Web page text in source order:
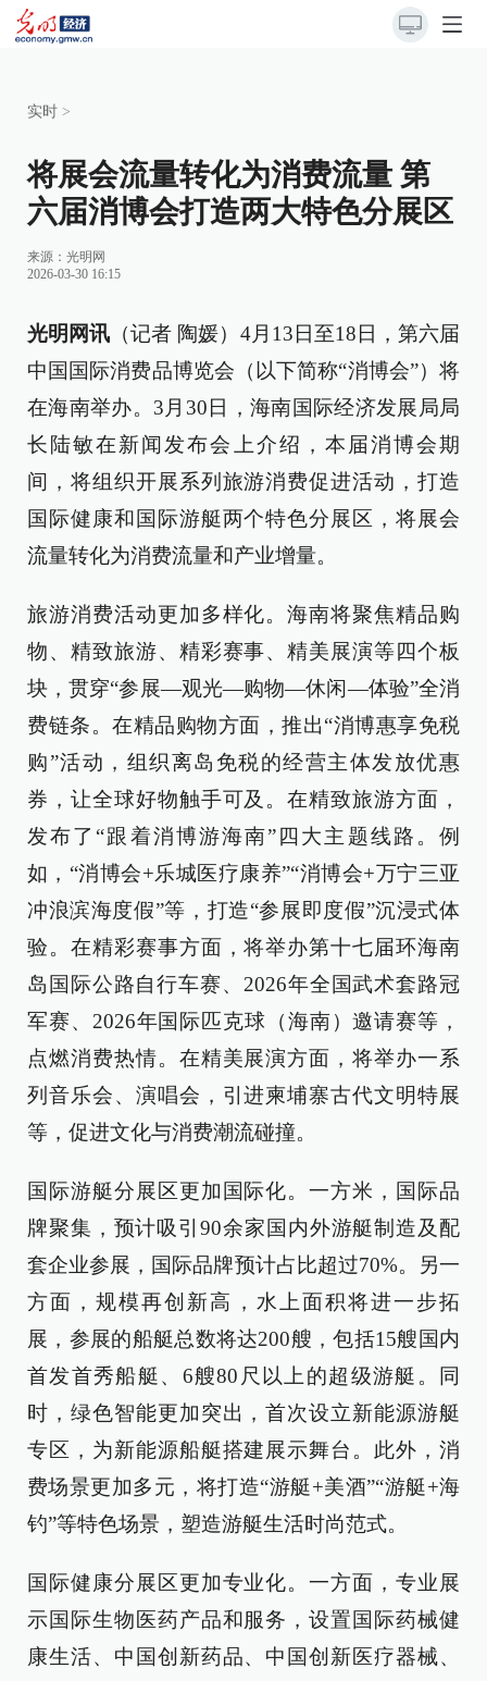
实时 >
将展会流量转化为消费流量 第
六届消博会打造两大特色分展区
来源： 光明网
2026-03-30 16:15
光明网讯 （记者 陶媛）4月13日至18日，第六届
中国国际消费品博览会（以下简称“消博会”）将
在海南举办。3月30日，海南国际经济发展局局
长陆敏在新闻发布会上介绍，本届消博会期
间，将组织开展系列旅游消费促进活动，打造
国际健康和国际游艇两个特色分展区，将展会
流量转化为消费流量和产业增量。
旅游消费活动更加多样化。海南将聚焦精品购
物、精致旅游、精彩赛事、精美展演等四个板
块，贯穿“参展—观光—购物—休闲—体验”全消
费链条。在精品购物方面，推出“消博惠享免税
购”活动，组织离岛免税的经营主体发放优惠
券，让全球好物触手可及。在精致旅游方面，
发布了“跟着消博游海南”四大主题线路。例
如，“消博会+乐城医疗康养”“消博会+万宁三亚
冲浪滨海度假”等，打造“参展即度假”沉浸式体
验。在精彩赛事方面，将举办第十七届环海南
岛国际公路自行车赛、2026年全国武术套路冠
军赛、2026年国际匹克球（海南）邀请赛等，
点燃消费热情。在精美展演方面，将举办一系
列音乐会、演唱会，引进柬埔寨古代文明特展
等，促进文化与消费潮流碰撞。
国际游艇分展区更加国际化。一方米，国际品
牌聚集，预计吸引90余家国内外游艇制造及配
套企业参展，国际品牌预计占比超过70%。另一
方面，规模再创新高，水上面积将进一步拓
展，参展的船艇总数将达200艘，包括15艘国内
首发首秀船艇、6艘80尺以上的超级游艇。同
时，绿色智能更加突出，首次设立新能源游艇
专区，为新能源船艇搭建展示舞台。此外，消
费场景更加多元，将打造“游艇+美酒”“游艇+海
钓”等特色场景，塑造游艇生活时尚范式。
国际健康分展区更加专业化。一方面，专业展
示国际生物医药产品和服务，设置国际药械健
康生活、中国创新药品、中国创新医疗器械、